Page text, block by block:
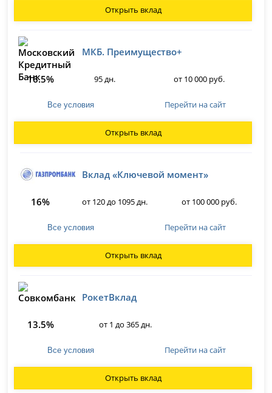
Открыть вклад
МКБ. Преимущество+
16.5% 95 дн. от 10 000 руб.
Все условия Перейти на сайт
Открыть вклад
Вклад «Ключевой момент»
16% от 120 до 1095 дн. от 100 000 руб.
Все условия Перейти на сайт
Открыть вклад
РокетВклад
13.5% от 1 до 365 дн.
Все условия Перейти на сайт
Открыть вклад